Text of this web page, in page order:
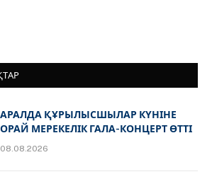
АРАЛДА ҚҰРЫЛЫСШЫЛАР КҮНІНЕ
ОРАЙ МЕРЕКЕЛІК ГАЛА-КОНЦЕРТ ӨТТІ
08.08.2026